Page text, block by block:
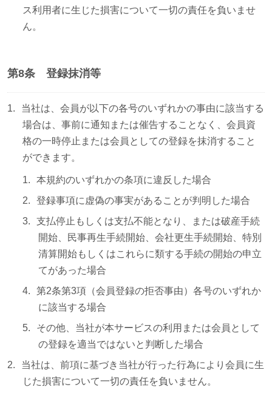
ス利用者に生じた損害について一切の責任を負いませ
ん。
第8条 登録抹消等
当社は、会員が以下の各号のいずれかの事由に該当する
場合は、事前に通知または催告することなく、会員資
格の一時停止または会員としての登録を抹消すること
ができます。
本規約のいずれかの条項に違反した場合
登録事項に虚偽の事実があることが判明した場合
支払停止もしくは支払不能となり、または破産手続
開始、民事再生手続開始、会社更生手続開始、特別
清算開始もしくはこれらに類する手続の開始の申立
てがあった場合
第2条第3項（会員登録の拒否事由）各号のいずれか
に該当する場合
その他、当社が本サービスの利用または会員として
の登録を適当ではないと判断した場合
当社は、前項に基づき当社が行った行為により会員に生
じた損害について一切の責任を負いません。